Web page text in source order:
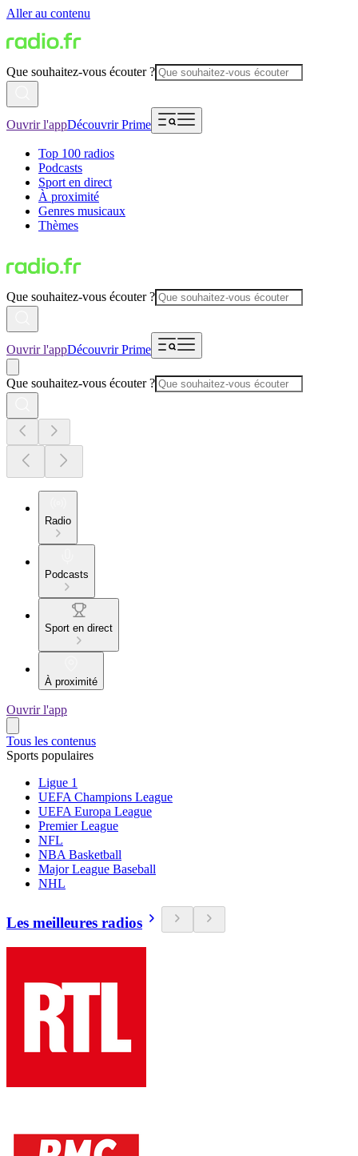
Aller au contenu
Que souhaitez-vous écouter ?
Ouvrir l'appDécouvrir Prime
Top 100 radios
Podcasts
Sport en direct
À proximité
Genres musicaux
Thèmes
Que souhaitez-vous écouter ?
Ouvrir l'appDécouvrir Prime
Que souhaitez-vous écouter ?
Radio
Podcasts
Sport en direct
À proximité
Ouvrir l'app
Tous les contenus
Sports populaires
Ligue 1
UEFA Champions League
UEFA Europa League
Premier League
NFL
NBA Basketball
Major League Baseball
NHL
Les meilleures radios